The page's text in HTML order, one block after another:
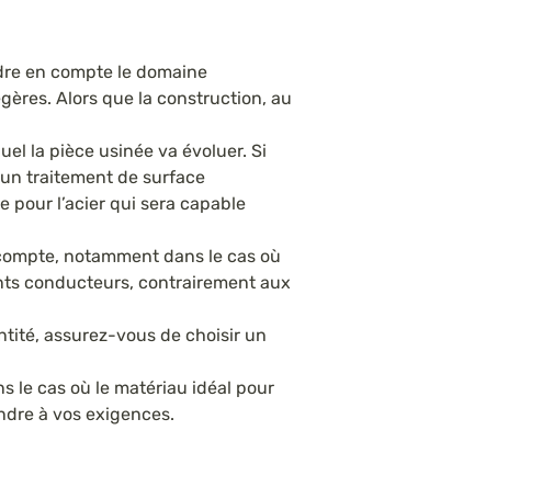
en compte le domaine
Alors que la construction, au
la pièce usinée va évoluer. Si
traitement de surface
pour l’acier qui sera capable
notamment dans le cas où
conducteurs, contrairement aux
assurez-vous de choisir un
le cas où le matériau idéal pour
à vos exigences.